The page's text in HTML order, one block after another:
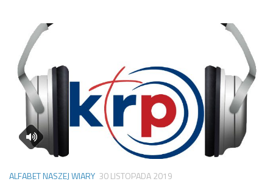
ALFABET NASZEJ WIARY 30 LISTOPADA 2019